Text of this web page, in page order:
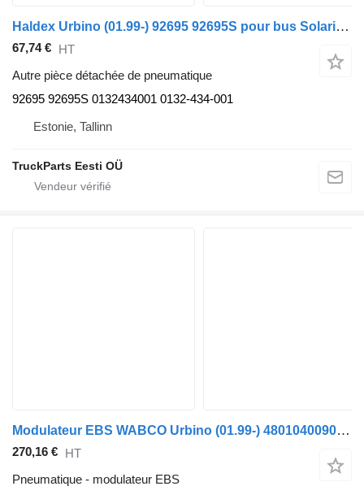
Haldex Urbino (01.99-) 92695 92695S pour bus Solaris Urbino, Alpino, Vacanza (1999-)
67,74 € HT
Autre pièce détachée de pneumatique
92695 92695S 0132434001 0132-434-001
Estonie, Tallinn
TruckParts Eesti OÜ
Modulateur EBS WABCO Urbino (01.99-) 4801040090 pour bus Solaris Urbino, Alpino, Vacanza (1999-)
270,16 € HT
Pneumatique - modulateur EBS